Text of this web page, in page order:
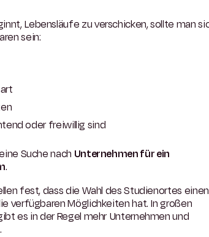
Lebensläufe zu verschicken, sollte man
sein:
oder freiwillig sind
Suche nach Unternehmen für ein
.
fest, dass die Wahl des Studienortes einen
verfügbaren Möglichkeiten hat. In großen
es in der Regel mehr Unternehmen und